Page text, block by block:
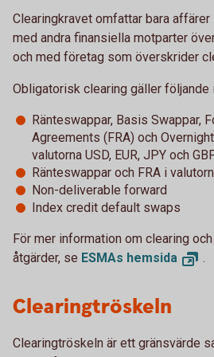
Clearingkravet omfattar bara
med andra finansiella motparter
och med företag som överskrider
Obligatorisk clearing gäller följande
Ränteswappar, Basis Swappar,
Agreements (FRA) och
valutorna USD, EUR, JPY och
Ränteswappar och FRA i
Non-deliverable forward
Index credit default swaps
För mer information om clearing
åtgärder, se ESMAs hemsida .
Clearingtröskeln
Clearingtröskeln är ett gränsvärde